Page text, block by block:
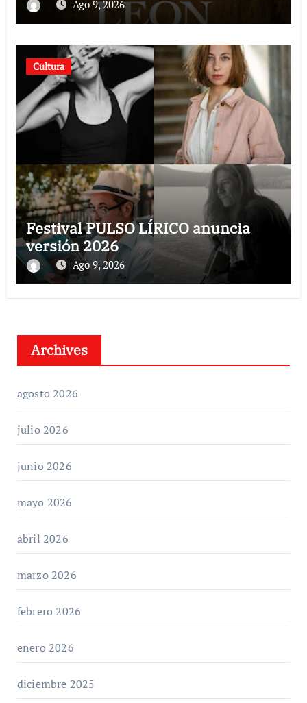
Ago 9, 2026
Cultura
Festival PULSO LÍRICO anuncia
versión 2026
Ago 9, 2026
Archives
agosto 2026
julio 2026
junio 2026
mayo 2026
abril 2026
marzo 2026
febrero 2026
enero 2026
diciembre 2025